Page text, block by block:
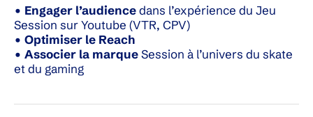
• Engager l’audiencedans l’expérience du Jeu
Session sur Youtube (VTR, CPV)
• Optimiser le Reach
• Associer la marqueSession à l’univers du skate
et du gaming